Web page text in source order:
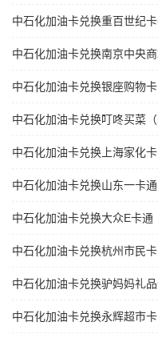
中石化加油卡兑换重百世纪
中石化加油卡兑换南京中央
中石化加油卡兑换银座购物卡
中石化加油卡兑换叮咚买菜（
中石化加油卡兑换上海家化卡
中石化加油卡兑换山东一卡通
中石化加油卡兑换大众E卡通
中石化加油卡兑换杭州市民卡
中石化加油卡兑换驴妈妈礼
中石化加油卡兑换永辉超市卡